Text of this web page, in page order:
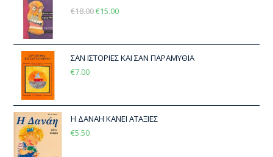
€18.00€15.00
ΣΑΝ ΙΣΤΟΡΙΕΣ ΚΑΙ ΣΑΝ ΠΑΡΑΜΥΘΙΑ
€7.00
Η ΔΑΝΑΗ ΚΑΝΕΙ ΑΤΑΞΙΕΣ
€5.50